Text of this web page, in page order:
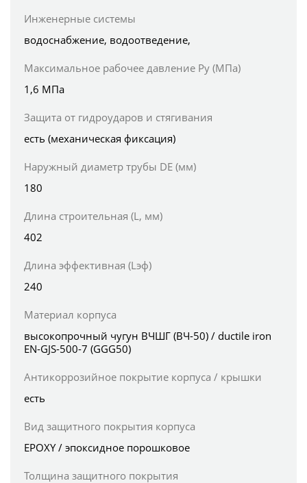
Инженерные системы
водоснабжение, водоотведение,
Максимальное рабочее давление Ру (МПа)
1,6 МПа
Защита от гидроударов и стягивания
есть (механическая фиксация)
Наружный диаметр трубы DE (мм)
180
Длина строительная (L, мм)
402
Длина эффективная (Lэф)
240
Материал корпуса
высокопрочный чугун ВЧШГ (ВЧ-50) / ductile iron
EN-GJS-500-7 (GGG50)
Антикоррозийное покрытие корпуса / крышки
есть
Вид защитного покрытия корпуса
EPOXY / эпоксидное порошковое
Толщина защитного покрытия